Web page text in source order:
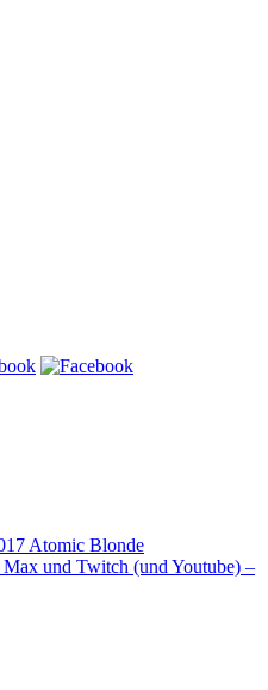
Atomic Blonde
und Twitch (und Youtube) –